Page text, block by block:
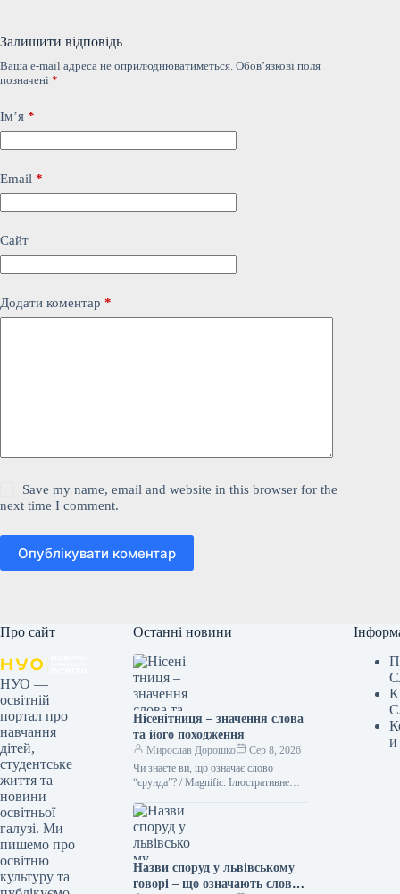
Залишити відповідь
Ваша e-mail адреса не оприлюднюватиметься. Обов’язкові поля
позначені *
Ім’я *
Email *
Сайт
Додати коментар *
Save my name, email and website in this browser for the
next time I comment.
Опублікувати коментар
Про сайт
НУО —
освітній
портал про
навчання
дітей,
студентське
життя та
новини
освітньої
галузі. Ми
пишемо про
освітню
культуру та
Останні новини
Нісенітниця – значення слова
та його походження
Мирослав Дорошко
Сер 8, 2026
Чи знаєте ви, що означає слово
“єрунда”? / Magnific. Ілюстративне
буває цікавішою за саме його…
Назви споруд у львівському
говорі – що означають слова
и